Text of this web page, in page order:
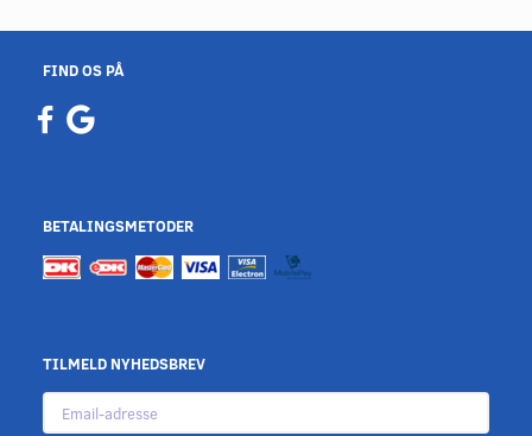
FIND OS PÅ
BETALINGSMETODER
TILMELD NYHEDSBREV
Email-
adresse